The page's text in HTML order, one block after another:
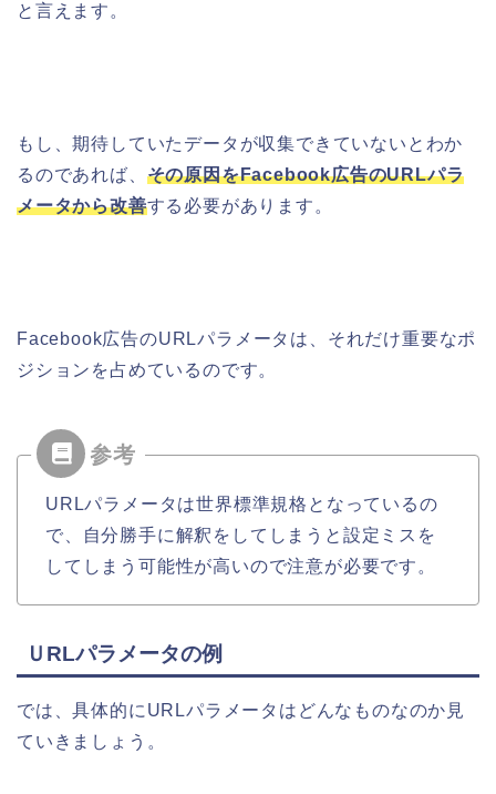
と言えます。
もし、期待していたデータが収集できていないとわか
るのであれば、 その原因をFacebook広告のURLパラ
メータから改善する必要があります。
Facebook広告のURLパラメータは、それだけ重要なポ
ジションを占めているのです。
URLパラメータは世界標準規格となっているの
で、自分勝手に解釈をしてしまうと設定ミスを
してしまう可能性が高いので注意が必要です。
ＵRLパラメータの例
では、具体的にURLパラメータはどんなものなのか見
ていきましょう。